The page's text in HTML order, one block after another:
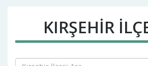
KIRŞEHIR